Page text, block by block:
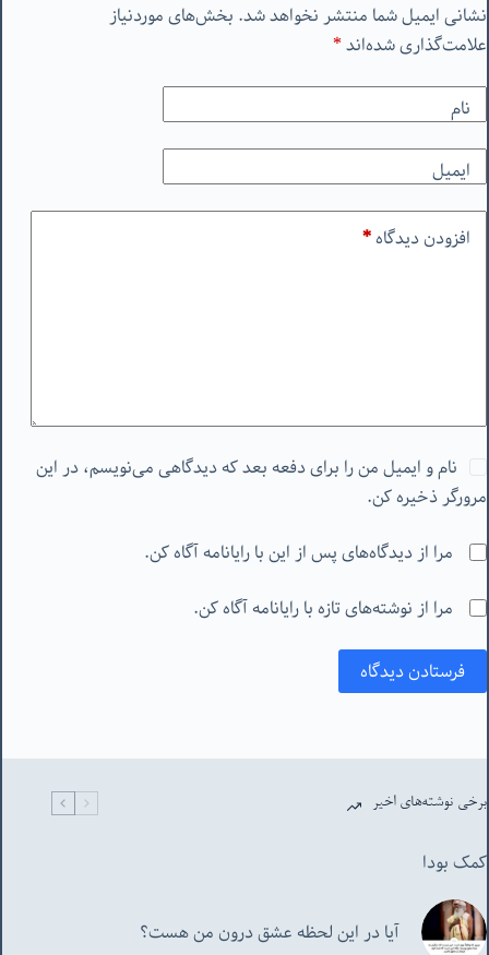
نشانی ایمیل شما منتشر نخواهد شد. بخش‌های موردنیاز
علامت‌گذاری شده‌اند*
نام
ایمیل
افزودن دیدگاه*
نام و ایمیل من را برای دفعه بعد که دیدگاهی می‌نویسم، در این
مرورگر ذخیره کن.
مرا از دیدگاه‌های پس از این با رایانامه آگاه کن.
مرا از نوشته‌های تازه با رایانامه آگاه کن.
فرستادن دیدگاه
برخی نوشته‌های اخیر
کمک بودا
آیا در این لحظه عشق درون من هست؟